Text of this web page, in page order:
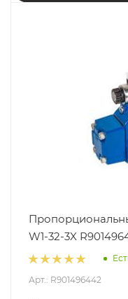
W1-32-3X
Арт.: R901496442